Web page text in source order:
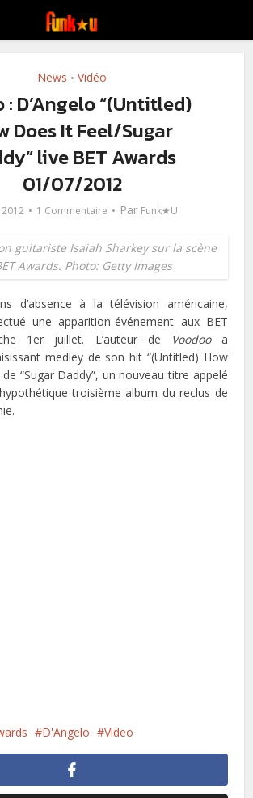
News • Vidéo
: D’Angelo “(Untitled)
Does It Feel/Sugar
live BET Awards
01/07/2012
1 Commentaire Par Funk★U
guitariste Isaiah Sharkey sur la scène
Awards. Photo: Getty Images
d’absence à la télévision américaine,
une apparition-événement aux BET
1er juillet. L’auteur de
Voodooa
medley de son hit “(Untitled) How
“Sugar Daddy”, un nouveau titre appelé
troisième album du reclus de
D'Angelo Video